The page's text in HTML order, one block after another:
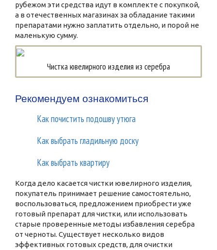
рубежом эти средства идут в комплекте с покупкой,
а в отечественных магазинах за обладание такими
препаратами нужно заплатить отдельно, и порой не
маленькую сумму.
Чистка ювелирного изделия из серебра
Рекомендуем ознакомиться
Как почистить подошву утюга
Как выбрать гладильную доску
Как выбрать квартиру
Когда дело касается чистки ювелирного изделия,
покупатель принимает решение самостоятельно,
воспользоваться, предложением приобрести уже
готовый препарат для чистки, или использовать
старые проверенные методы избавления серебра
от черноты. Существует несколько видов
эффективных готовых средств, для очистки